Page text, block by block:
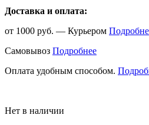
Доставка и оплата:
от 1000 руб. — Курьером
Самовывоз Подробнее
Оплата удобным способом.
Нет в наличии